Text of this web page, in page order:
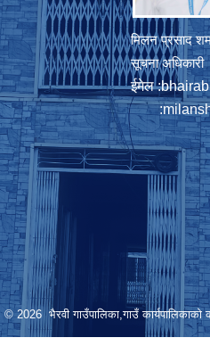
मिलन प्रसाद
सूचना अधिकारी
ईमेल :
:
© 2026 भैरवी गाउँपालिका,गाउँ कार्यपालिकाको